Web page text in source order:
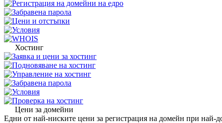
Регистрация на домейни на едро
Забравена парола
Цени и отстъпки
Условия
WHOIS
Хостинг
Заявка и цени за хостинг
Подновяване на хостинг
Управление на хостинг
Забравена парола
Условия
Проверка на хостинг
Цени за домейни
Едни от най-ниските цени за регистрация на домейн при най-